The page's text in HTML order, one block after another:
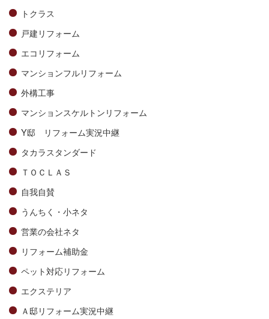
トクラス
戸建リフォーム
エコリフォーム
マンションフルリフォーム
外構工事
マンションスケルトンリフォーム
Y邸 リフォーム実況中継
タカラスタンダード
ＴＯＣＬＡＳ
自我自賛
うんちく・小ネタ
営業の会社ネタ
リフォーム補助金
ペット対応リフォーム
エクステリア
Ａ邸リフォーム実況中継